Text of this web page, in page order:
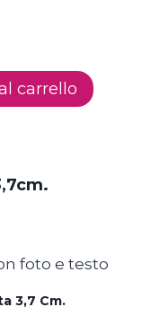
carrello
foto e testo
3,7 Cm.